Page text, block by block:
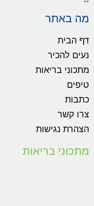
מה באתר
דף הבית
נעים להכיר
מתכוני בריאות
טיפים
כתבות
צרו קשר
הצהרת נגישות
מתכוני בריאות